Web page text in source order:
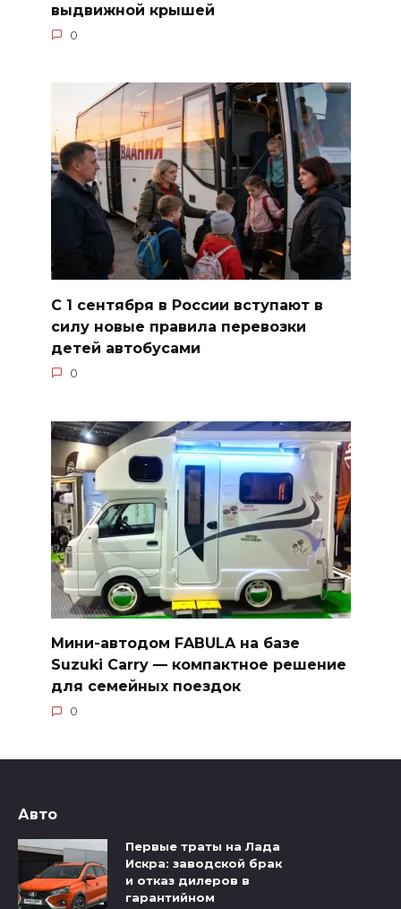
выдвижной крышей
0
С 1 сентября в России вступают в
силу новые правила перевозки
детей автобусами
0
Мини-автодом FABULA на базе
Suzuki Carry — компактное решение
для семейных поездок
0
Авто
Первые траты на Лада
Искра: заводской брак
и отказ дилеров в
гарантийном